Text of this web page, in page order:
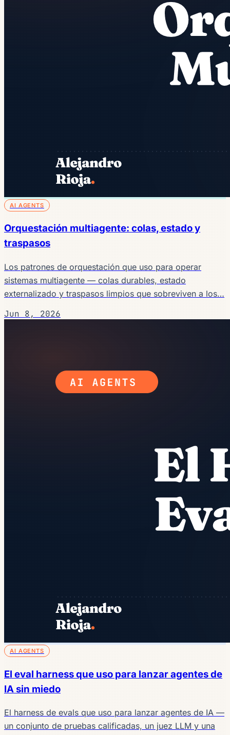
AI AGENTS
Orquestación multiagente: colas, estado y
traspasos
Los patrones de orquestación que uso para operar
sistemas multiagente — colas durables, estado
externalizado y traspasos limpios que sobreviven a los…
Jun 8, 2026
AI AGENTS
El eval harness que uso para lanzar agentes de
IA sin miedo
El harness de evals que uso para lanzar agentes de IA —
un conjunto de pruebas calificadas, un juez LLM y una